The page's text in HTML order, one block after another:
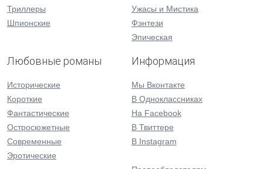
Триллеры
Шпионские
Ужасы и Мистика
Фэнтези
Эпическая
Любовные романы
Исторические
Короткие
Фантастические
Остросюжетные
Современные
Эротические
Информация
Мы Вконтакте
В Одноклассниках
На Facebook
В Твиттере
В Instagram